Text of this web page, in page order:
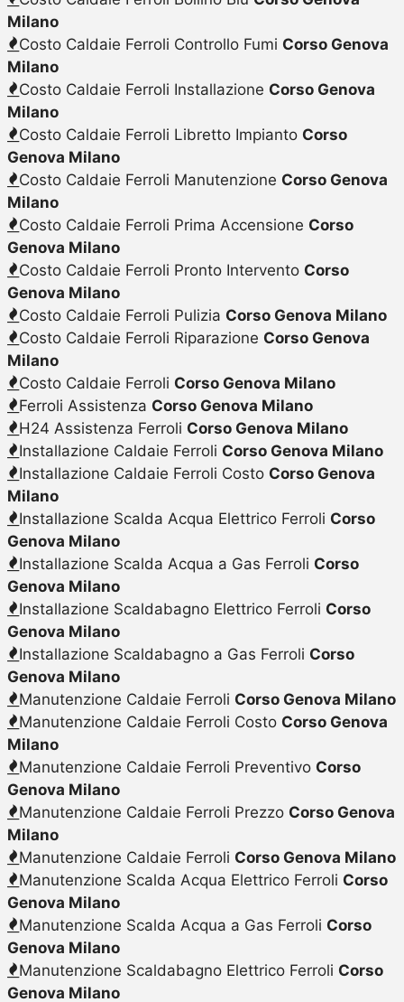
Milano
Costo Caldaie Ferroli Controllo Fumi Corso Genova
Milano
Costo Caldaie Ferroli Installazione Corso Genova
Milano
Costo Caldaie Ferroli Libretto Impianto Corso
Genova Milano
Costo Caldaie Ferroli Manutenzione Corso Genova
Milano
Costo Caldaie Ferroli Prima Accensione Corso
Genova Milano
Costo Caldaie Ferroli Pronto Intervento Corso
Genova Milano
Costo Caldaie Ferroli Pulizia Corso Genova Milano
Costo Caldaie Ferroli Riparazione Corso Genova
Milano
Costo Caldaie Ferroli Corso Genova Milano
Ferroli Assistenza Corso Genova Milano
H24 Assistenza Ferroli Corso Genova Milano
Installazione Caldaie Ferroli Corso Genova Milano
Installazione Caldaie Ferroli Costo Corso Genova
Milano
Installazione Scalda Acqua Elettrico Ferroli Corso
Genova Milano
Installazione Scalda Acqua a Gas Ferroli Corso
Genova Milano
Installazione Scaldabagno Elettrico Ferroli Corso
Genova Milano
Installazione Scaldabagno a Gas Ferroli Corso
Genova Milano
Manutenzione Caldaie Ferroli Corso Genova Milano
Manutenzione Caldaie Ferroli Costo Corso Genova
Milano
Manutenzione Caldaie Ferroli Preventivo Corso
Genova Milano
Manutenzione Caldaie Ferroli Prezzo Corso Genova
Milano
Manutenzione Caldaie Ferroli Corso Genova Milano
Manutenzione Scalda Acqua Elettrico Ferroli Corso
Genova Milano
Manutenzione Scalda Acqua a Gas Ferroli Corso
Genova Milano
Manutenzione Scaldabagno Elettrico Ferroli Corso
Genova Milano